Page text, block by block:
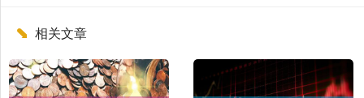
相关文章